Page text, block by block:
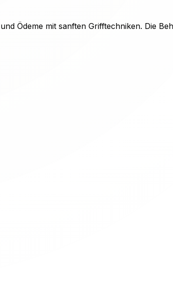
Ödeme mit sanften Grifftechniken. Die